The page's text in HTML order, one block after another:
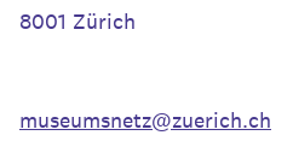
8001 Zürich
museumsnetz@zuerich.ch